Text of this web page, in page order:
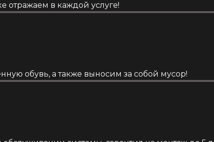
отражаем в каждой услуге!
обувь, а также выносим за собой мусор!